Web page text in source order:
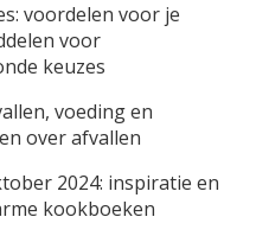
voordelen voor je
voor
keuzes
voeding en
over afvallen
2024: inspiratie en
kookboeken